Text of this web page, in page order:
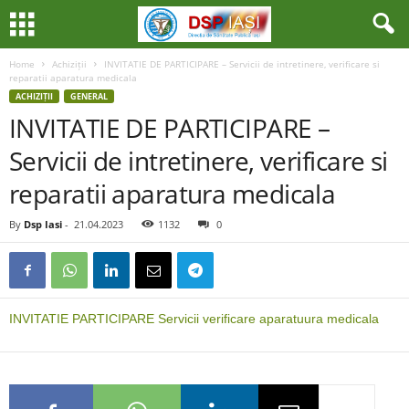
Home Achiziții
INVITATIE DE PARTICIPARE – Servicii de intretinere, verificare si
reparatii aparatura medicala
ACHIZIȚII GENERAL
INVITATIE DE PARTICIPARE –
Servicii de intretinere, verificare si
reparatii aparatura medicala
By Dsp Iasi - 21.04.2023 1132 0
INVITATIE PARTICIPARE Servicii verificare aparatuura medicala